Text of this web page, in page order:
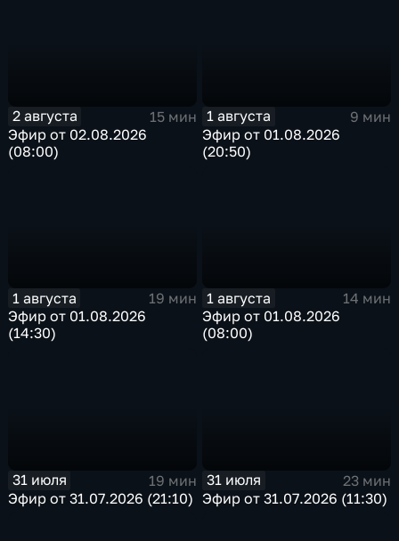
2 августа
15 мин
Эфир от 02.08.2026
(08:00)
1 августа
9 мин
Эфир от 01.08.2026
(20:50)
1 августа
19 мин
Эфир от 01.08.2026
(14:30)
1 августа
14 мин
Эфир от 01.08.2026
(08:00)
31 июля
19 мин
Эфир от 31.07.2026 (21:10)
31 июля
23 мин
Эфир от 31.07.2026 (11:30)